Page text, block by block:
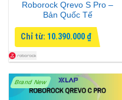
Roborock Qrevo S Pro –
Bản Quốc Tế
Chỉ từ: 10.390.000 ₫
Brand New